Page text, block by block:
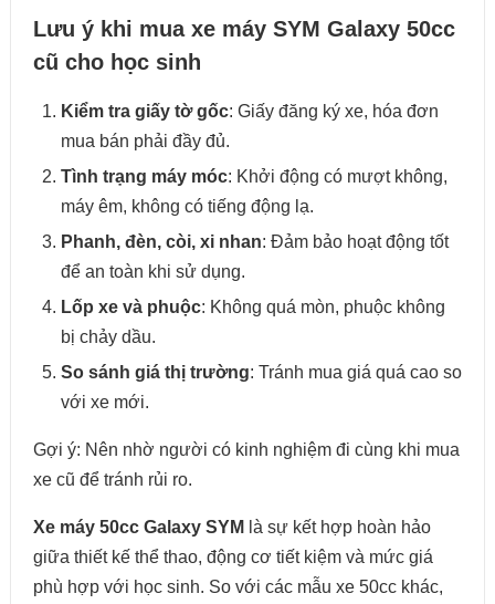
Lưu ý khi mua xe máy SYM Galaxy 50cc
cũ cho học sinh
Kiểm tra giấy tờ gốc: Giấy đăng ký xe, hóa đơn
mua bán phải đầy đủ.
Tình trạng máy móc: Khởi động có mượt không,
máy êm, không có tiếng động lạ.
Phanh, đèn, còi, xi nhan: Đảm bảo hoạt động tốt
để an toàn khi sử dụng.
Lốp xe và phuộc: Không quá mòn, phuộc không
bị chảy dầu.
So sánh giá thị trường: Tránh mua giá quá cao so
với xe mới.
Gợi ý: Nên nhờ người có kinh nghiệm đi cùng khi mua
xe cũ để tránh rủi ro.
Xe máy 50cc Galaxy SYM là sự kết hợp hoàn hảo
giữa thiết kế thể thao, động cơ tiết kiệm và mức giá
phù hợp với học sinh. So với các mẫu xe 50cc khác,